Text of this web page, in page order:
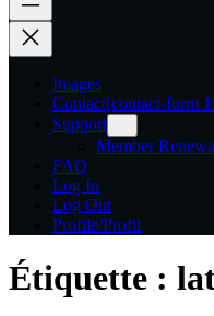
Images
Contact[contact-form
Support
Member
FAQ
Log In
Log Out
Profile/Profil
Étiquette :